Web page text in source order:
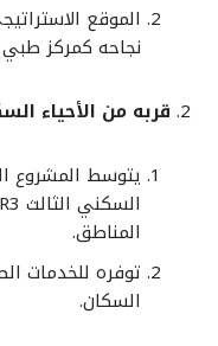
الموقع
نجاحه كمركز
قربه من الأحياء
المناطق.
توفره للخدمات
السكان.